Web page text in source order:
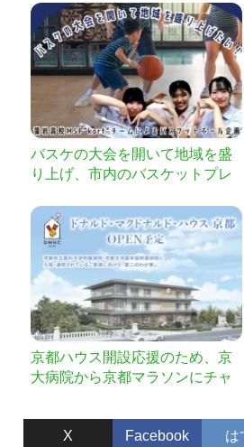
（エアブレイク）」が日本上
陸！
バスケの大会を開いて地域を盛
り上げ、市内のバスケットプレ
京都ハウス開設応援のため、京
大病院から京都マラソンにチャ
X Facebook は